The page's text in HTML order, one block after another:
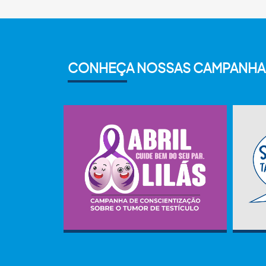
CONHEÇA NOSSAS